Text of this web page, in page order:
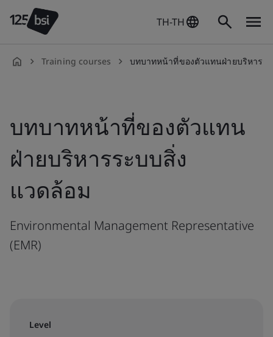
TH-TH
Training courses บทบาทหน้าที่ของตัวแทนฝ่ายบริหารระบบสิ่งแวดล้อม (Environmental
บทบาทหน้าที่ของตัวแทน
ฝ่ายบริหารระบบสิ่ง
แวดล้อม
Environmental Management Representative
(EMR)
Level